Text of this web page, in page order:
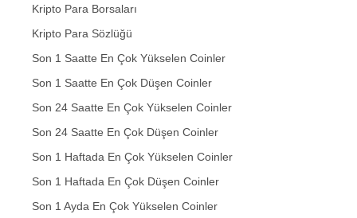
Kripto Para Borsaları
Kripto Para Sözlüğü
Son 1 Saatte En Çok Yükselen Coinler
Son 1 Saatte En Çok Düşen Coinler
Son 24 Saatte En Çok Yükselen Coinler
Son 24 Saatte En Çok Düşen Coinler
Son 1 Haftada En Çok Yükselen Coinler
Son 1 Haftada En Çok Düşen Coinler
Son 1 Ayda En Çok Yükselen Coinler